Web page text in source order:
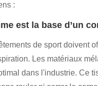
:
est la base d’un
de sport doivent
Les matériaux
dans l'industrie. Ce